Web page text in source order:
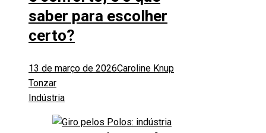
saber para escolher
certo?
13 de março de 2026Caroline Knup
Tonzar
Indústria